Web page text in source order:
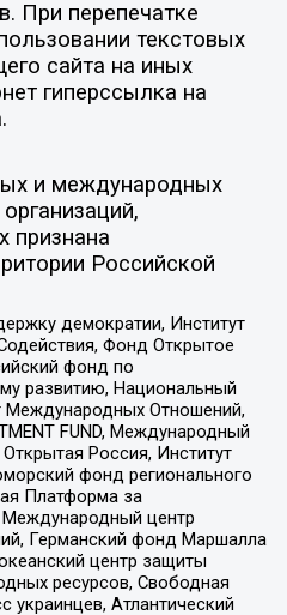
При перепечатке
текстовых
сайта на иных
гиперссылка на
и международных
признана
Российской
демократии, Институт
Фонд Открытое
фонд по
развитию, Национальный
Международных Отношений,
FUND, Международный
Россия, Институт
фонд регионального
Платформа за
центр
Германский фонд Маршалла
центр защиты
ресурсов, Свободная
украинцев, Атлантический